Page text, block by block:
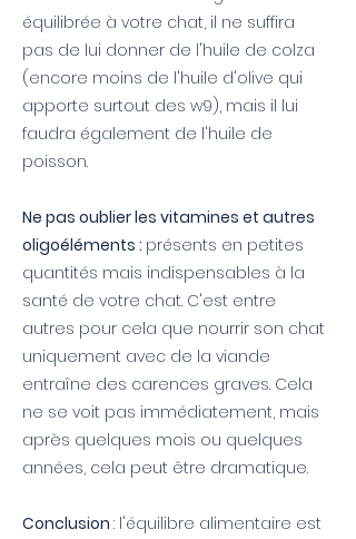
équilibrée à votre chat, il ne suffira
pas de lui donner de l'huile de colza
(encore moins de l'huile d'olive qui
apporte surtout des w9), mais il lui
faudra également de l'huile de
poisson.
Ne pas oublier les vitamines et autres
oligoéléments : présents en petites
quantités mais indispensables à la
santé de votre chat. C'est entre
autres pour cela que nourrir son chat
uniquement avec de la viande
entraîne des carences graves. Cela
ne se voit pas immédiatement, mais
après quelques mois ou quelques
années, cela peut être dramatique.
Conclusion : l'équilibre alimentaire est